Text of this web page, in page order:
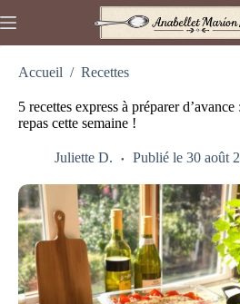
au
Accueil / Recettes
5 recettes express à préparer
repas cette semaine !
Juliette D. Publié le 30 août